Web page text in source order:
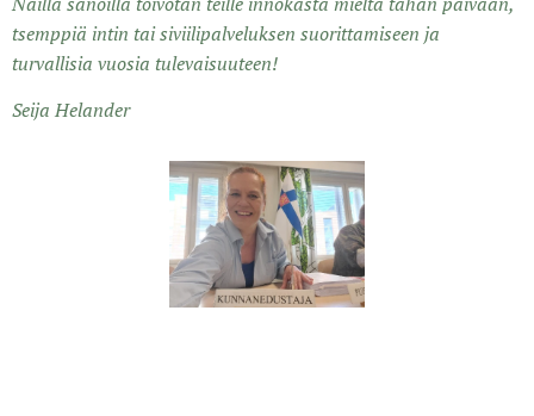
tsemppiä intin tai siviilipalveluksen suorittamiseen ja
turvallisia vuosia tulevaisuuteen!
Seija Helander